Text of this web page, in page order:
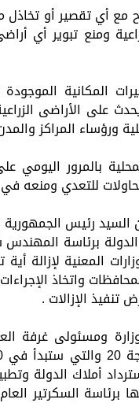
مع أي تقصير أو تخاذل
ومنع تبوير أي أراضى
المكانية
على الأراضى
ورؤساء المراكز
بالمرور اليومي
للتعدي ومنعه
رئيس الجمهورية
برئاسة
المعنية لإزالة
واتخاذ
الإزالات .
ومسئولى غرفة
أملاك الدولة
برئاسة السكرتير